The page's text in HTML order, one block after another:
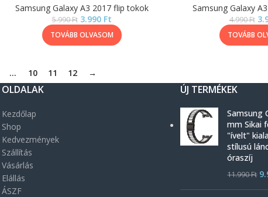
Samsung Galaxy A3 2017 flip tokok
5.990Ft 3.990 Ft
TOVÁBB OLVASOM
Samsung Galaxy
4.990Ft
TOVÁBB
… 10 11 12 →
OLDALAK
Kezdőlap
Shop
Kedvezmények
Szállítás
Vásárlás
Elállás
ÁSZF
ÚJ TERMÉKEK
Samsung
mm Sikai
"ívelt"
stílusú
óraszíj
11.990Ft